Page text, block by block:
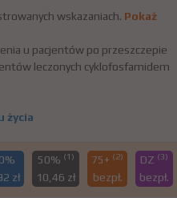
wskazaniach. Pokaż
u pacjentów po przeszczepie
leczonych cyklofosfamidem
życia
zł
50% (1)
10,46 zł
75+ (2)
bezpł.
DZ (3)
bezpł.